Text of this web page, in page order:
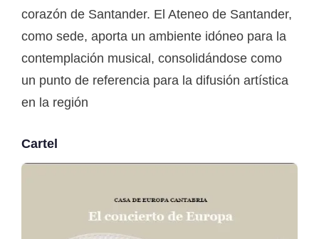
corazón de Santander. El Ateneo de Santander,
como sede, aporta un ambiente idóneo para la
contemplación musical, consolidándose como
un punto de referencia para la difusión artística
en la región
Cartel